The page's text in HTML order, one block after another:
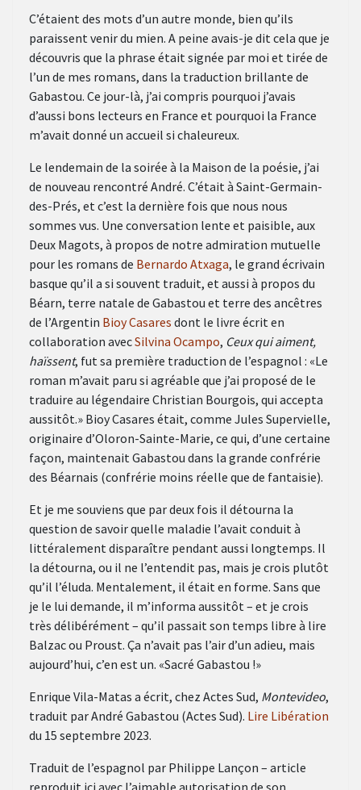
C’étaient des mots d’un autre monde, bien qu’ils
paraissent venir du mien. A peine avais-je dit cela que je
découvris que la phrase était signée par moi et tirée de
l’un de mes romans, dans la traduction brillante de
Gabastou. Ce jour-là, j’ai compris pourquoi j’avais
d’aussi bons lecteurs en France et pourquoi la France
m’avait donné un accueil si chaleureux.
Le lendemain de la soirée à la Maison de la poésie, j’ai
de nouveau rencontré André. C’était à Saint-Germain-
des-Prés, et c’est la dernière fois que nous nous
sommes vus. Une conversation lente et paisible, aux
Deux Magots, à propos de notre admiration mutuelle
pour les romans de Bernardo Atxaga, le grand écrivain
basque qu’il a si souvent traduit, et aussi à propos du
Béarn, terre natale de Gabastou et terre des ancêtres
de l’Argentin Bioy Casares dont le livre écrit en
collaboration avecSilvina Ocampo, Ceux qui aiment,
haïssent, fut sa première traduction de l’espagnol : «Le
roman m’avait paru si agréable que j’ai proposé de le
traduire au légendaire Christian Bourgois, qui accepta
aussitôt.» Bioy Casares était, comme Jules Supervielle,
originaire d’Oloron-Sainte-Marie, ce qui, d’une certaine
façon, maintenait Gabastou dans la grande confrérie
des Béarnais (confrérie moins réelle que de fantaisie).
Et je me souviens que par deux fois il détourna la
question de savoir quelle maladie l’avait conduit à
littéralement disparaître pendant aussi longtemps. Il
la détourna, ou il ne l’entendit pas, mais je crois plutôt
qu’il l’éluda. Mentalement, il était en forme. Sans que
je le lui demande, il m’informa aussitôt – et je crois
très délibérément – qu’il passait son temps libre à lire
Balzac ou Proust. Ça n’avait pas l’air d’un adieu, mais
aujourd’hui, c’en est un. «Sacré Gabastou !»
Enrique Vila-Matas a écrit, chez Actes Sud, Montevideo,
traduit par André Gabastou (Actes Sud). Lire Libération
du 15 septembre 2023.
Traduit de l’espagnol par Philippe Lançon – article